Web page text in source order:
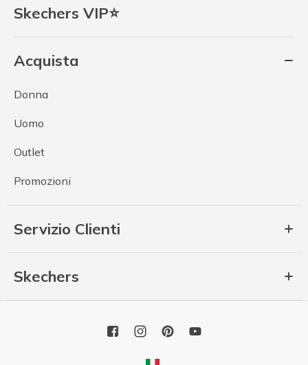
Skechers VIP⭐
Acquista
Donna
Uomo
Outlet
Promozioni
Servizio Clienti
Skechers